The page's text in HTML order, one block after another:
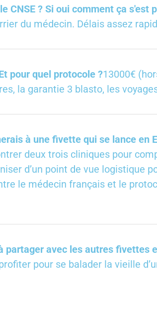
CNSE ? Si oui comment ça s'est
du médecin. Délais assez
pour quel protocole ?13000€
la garantie 3 blasto, les
à une fivette qui se lance en
deux trois cliniques pour
d’un point de vue logistique
le médecin français et le
partager avec les autres fivettes
pour se balader la vieille